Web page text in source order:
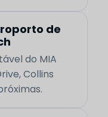
de
do MIA
Collins